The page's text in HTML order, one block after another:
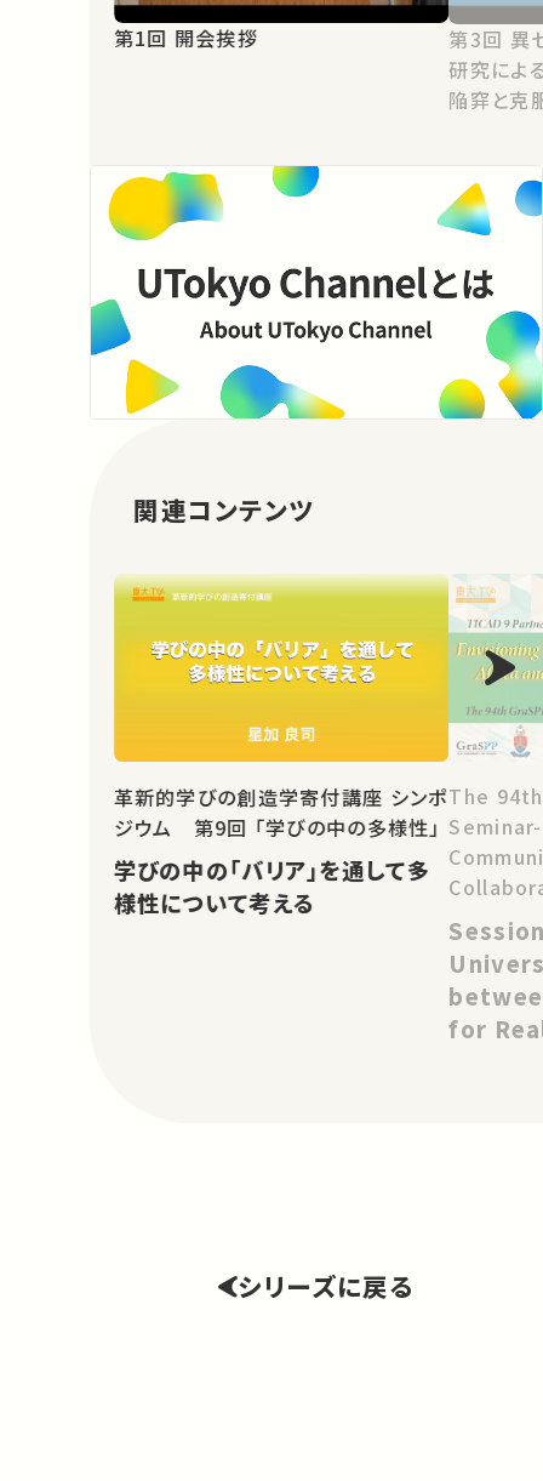
第1回 開会挨拶
第3回 異セクター・異分野間の連携
研究によ
陥穽と克
関連コンテンツ
革新的学びの創造学寄付講座 シンポ
ジウム 第9回 「学びの中の多様性」
学びの中の「バリア」を通して多
様性について考える
The
and
Project
for
シリーズに戻る